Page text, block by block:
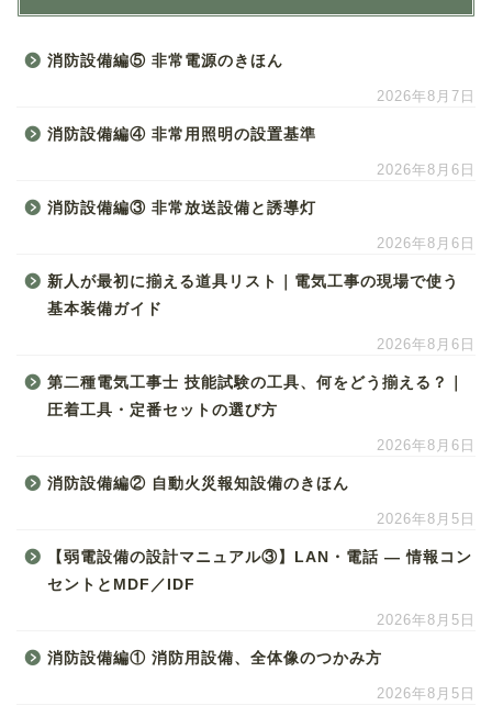
消防設備編⑤ 非常電源のきほん
2026年8月7日
消防設備編④ 非常用照明の設置基準
2026年8月6日
消防設備編③ 非常放送設備と誘導灯
2026年8月6日
新人が最初に揃える道具リスト｜電気工事の現場で使う
基本装備ガイド
2026年8月6日
第二種電気工事士 技能試験の工具、何をどう揃える？｜
圧着工具・定番セットの選び方
2026年8月6日
消防設備編② 自動火災報知設備のきほん
2026年8月5日
【弱電設備の設計マニュアル③】LAN・電話 ― 情報コン
セントとMDF／IDF
2026年8月5日
消防設備編① 消防用設備、全体像のつかみ方
2026年8月5日